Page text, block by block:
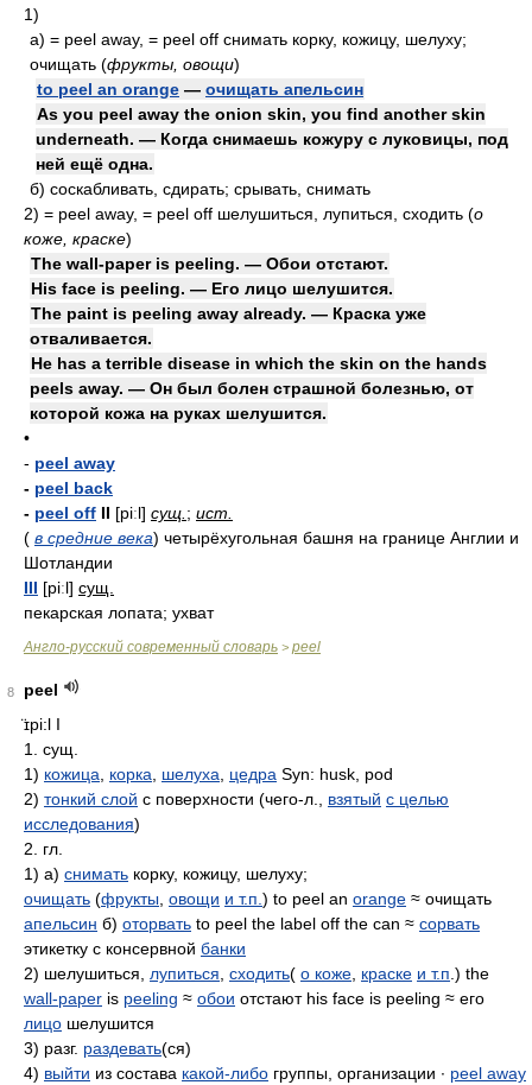
1)
а) = peel away, = peel off снимать корку, кожицу, шелуху;
очищать (фрукты, овощи)
to peel an orange — очищать апельсин
As you peel away the onion skin, you find another skin
underneath. — Когда снимаешь кожуру с луковицы, под
ней ещё одна.
б) соскабливать, сдирать; срывать, снимать
2) = peel away, = peel off шелушиться, лупиться, сходить (о
коже, краске)
The wall-paper is peeling. — Обои отстают.
His face is peeling. — Его лицо шелушится.
The paint is peeling away already. — Краска уже
отваливается.
He has a terrible disease in which the skin on the hands
peels away. — Он был болен страшной болезнью, от
которой кожа на руках шелушится.
•
- peel away
- peel back
- peel off II [piːl] сущ. ; ист.
( в средние века) четырёхугольная башня на границе Англии и
Шотландии
III [piːl] сущ.
пекарская лопата; ухват
Англо-русский современный словарь > peel
8
peel
̈ɪpi:l I
1. сущ.
1) кожица корка шелуха цедра Syn: husk, pod
2) тонкий слой с поверхности (чего-л., взятый с целью
исследования)
2. гл.
1) а) снимать корку, кожицу, шелуху;
очищать (фрукты овощи и т.п. ) to peel an orange ≈ очищать
апельсин б) оторвать to peel the label off the can ≈ сорвать
этикетку с консервной банки
2) шелушиться, лупиться сходить( о коже краске и т.п .) the
wall-paper is peeling ≈ обои отстают his face is peeling ≈ его
лицо шелушится
3) разг. раздевать(ся)
4) выйти из состава какой-либо группы, организации ∙ peel away